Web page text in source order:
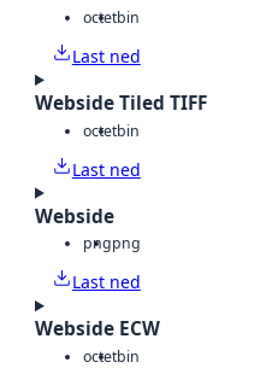
octetbin
Last ned
Webside Tiled TIFF
octetbin
Last ned
Webside
pngpng
Last ned
Webside ECW
octetbin